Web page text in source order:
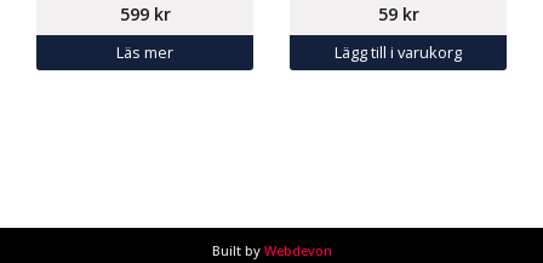
599 kr
Läs mer
59 kr
Lägg till i varukorg
Built by Webdevon